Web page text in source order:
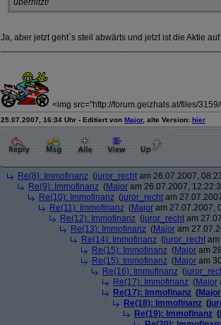
überhitzt!
Ja, aber jetzt geht´s steil abwärts und jetzt ist die Aktie
<img src="http://forum.geizhals.at/files/
25.07.2007, 16:34 Uhr - Editiert von Major, alte Version: hier
Re(8): Immofinanz (juror_recht am 26.07.2007,
Re(9): Immofinanz (Major am 26.07.2007,
Re(10): Immofinanz (juror_recht am
Re(11): Immofinanz (Major am 27.07.2007,
Re(12): Immofinanz (juror_recht am
Re(13): Immofinanz (Major am
Re(14): Immofinanz (juror_recht
Re(15): Immofinanz (Major am
Re(15): Immofinanz (Major am
Re(16): Immofinanz (
Re(17): Immofinanz (Major
Re(17): Immofinanz (Major
Re(18): Immofinanz (
Re(19): Immofinanz (